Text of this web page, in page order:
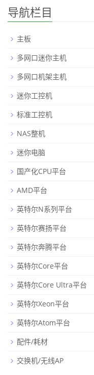
导航栏目
主板
多网口迷你主机
多网口机架主机
迷你工控机
标准工控机
NAS整机
迷你电脑
国产化CPU平台
AMD平台
英特尔N系列平台
英特尔赛扬平台
英特尔奔腾平台
英特尔Core平台
英特尔Core Ultra平台
英特尔Xeon平台
英特尔Atom平台
配件/耗材
交换机/无线AP